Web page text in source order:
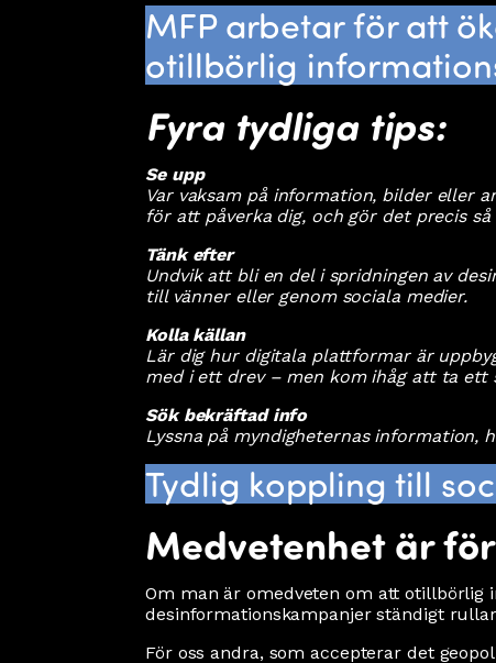
MFP arbetar för att
otillbörlig
Fyra tydliga tips:
Se upp
Var vaksam på information, bilder eller
för att påverka dig, och gör det precis
Tänk efter
Undvik att bli en del i spridningen av
till vänner eller genom sociala medier.
Kolla källan
Lär dig hur digitala plattformar är
med i ett drev – men kom ihåg att ta
Sök bekräftad info
Lyssna på myndigheternas information,
Tydlig koppling till
Medvetenhet är
Om man är omedveten om att
desinformationskampanjer ständigt
För oss andra, som accepterar det